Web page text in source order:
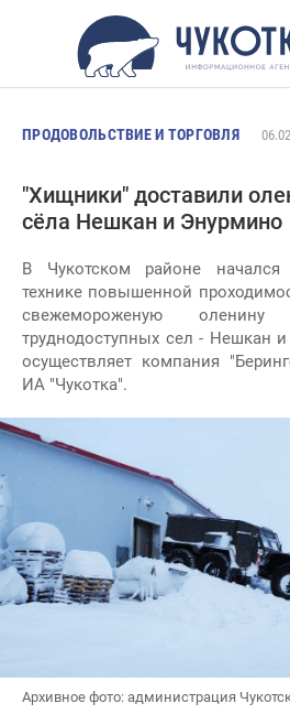
ПРОДОВОЛЬСТВИЕ И ТОРГОВЛЯ
"Хищники" доставили
сëла Нешкан и Энурмино
В Чукотском районе
технике повышенной
свежемороженую
труднодоступных сел - Нешкан
осуществляет компания
ИА "Чукотка".
Архивное фото: администрация